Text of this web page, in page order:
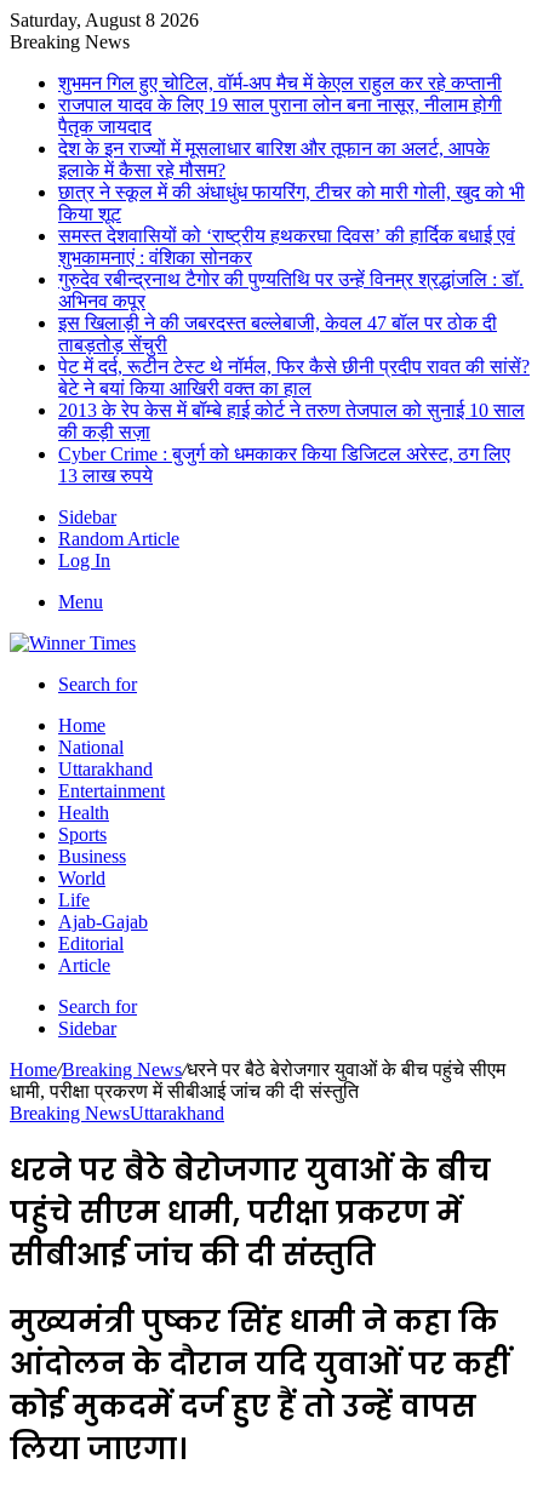
Saturday, August 8 2026
Breaking News
शुभमन गिल हुए चोटिल, वॉर्म-अप मैच में केएल राहुल कर रहे कप्तानी
राजपाल यादव के लिए 19 साल पुराना लोन बना नासूर, नीलाम होगी
पैतृक जायदाद
देश के इन राज्यों में मूसलाधार बारिश और तूफान का अलर्ट, आपके
इलाके में कैसा रहे मौसम?
छात्र ने स्कूल में की अंधाधुंध फायरिंग, टीचर को मारी गोली, खुद को भी
किया शूट
समस्त देशवासियों को ‘राष्ट्रीय हथकरघा दिवस’ की हार्दिक बधाई एवं
शुभकामनाएं : वंशिका सोनकर
गुरुदेव रबीन्द्रनाथ टैगोर की पुण्यतिथि पर उन्हें विनम्र श्रद्धांजलि : डॉ.
अभिनव कपूर
इस खिलाड़ी ने की जबरदस्त बल्लेबाजी, केवल 47 बॉल पर ठोक दी
ताबड़तोड़ सेंचुरी
पेट में दर्द, रूटीन टेस्ट थे नॉर्मल, फिर कैसे छीनी प्रदीप रावत की सांसें?
बेटे ने बयां किया आखिरी वक्त का हाल
2013 के रेप केस में बॉम्बे हाई कोर्ट ने तरुण तेजपाल को सुनाई 10 साल
की कड़ी सज़ा
Cyber Crime : बुजुर्ग को धमकाकर किया डिजिटल अरेस्ट, ठग लिए
13 लाख रुपये
Sidebar
Random Article
Log In
Menu
Search for
Home
National
Uttarakhand
Entertainment
Health
Sports
Business
World
Life
Ajab-Gajab
Editorial
Article
Search for
Sidebar
Home/Breaking News/धरने पर बैठे बेरोजगार युवाओं के बीच पहुंचे सीएम
धामी, परीक्षा प्रकरण में सीबीआई जांच की दी संस्तुति
Breaking NewsUttarakhand
धरने पर बैठे बेरोजगार युवाओं के बीच
पहुंचे सीएम धामी, परीक्षा प्रकरण में
सीबीआई जांच की दी संस्तुति
मुख्यमंत्री पुष्कर सिंह धामी ने कहा कि
आंदोलन के दौरान यदि युवाओं पर कहीं
कोई मुकदमें दर्ज हुए हैं तो उन्हें वापस
लिया जाएगा।